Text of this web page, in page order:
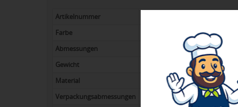
Artikelnummer
Farbe
Abmessungen
Gewicht
Material
Metall/PVC
Verpackungsabmessungen
27,5 x 42,5 x 38 cm